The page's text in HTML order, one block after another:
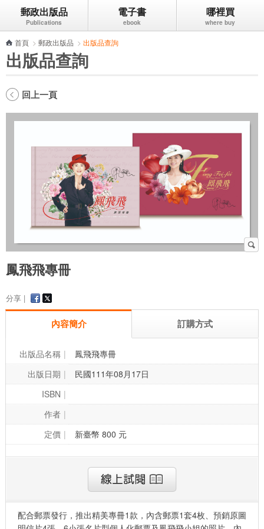
跳到主要內容區塊
郵政出版品 電子書 哪裡買
首頁 > 郵政出版品 > 出版品查詢
出版品查詢
回上一頁
鳳飛飛專冊
分享 |
內容簡介 訂購方式
出版品名稱
鳳飛飛專冊
出版日期
民國111年08月17日
ISBN
作者
定價
新臺幣 800 元
配合郵票發行，推出精美專冊1款，內含郵票1套4枚、預銷原圖